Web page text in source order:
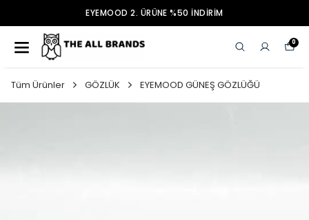
EYEMOOD 2. ÜRÜNE %50 İNDİRİM
0
Tüm Ürünler GÖZLÜK EYEMOOD GÜNEŞ GÖZLÜĞÜ